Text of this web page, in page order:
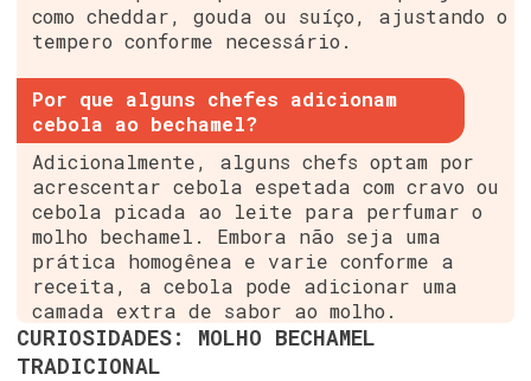
como cheddar, gouda ou suíço, ajustando o
tempero conforme necessário.
Por que alguns chefes adicionam
cebola ao bechamel?
Adicionalmente, alguns chefs optam por
acrescentar cebola espetada com cravo ou
cebola picada ao leite para perfumar o
molho bechamel. Embora não seja uma
prática homogênea e varie conforme a
receita, a cebola pode adicionar uma
camada extra de sabor ao molho.
CURIOSIDADES: MOLHO BECHAMEL
TRADICIONAL